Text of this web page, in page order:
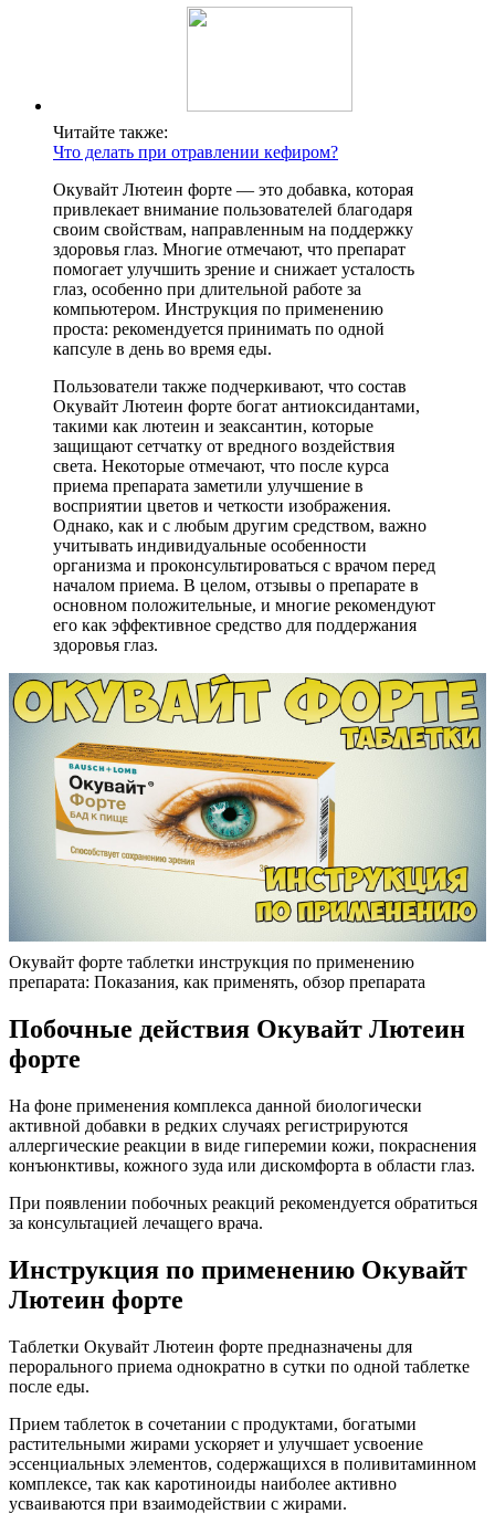
Читайте также:
Что делать при отравлении кефиром?
Окувайт Лютеин форте — это добавка, которая
привлекает внимание пользователей благодаря
своим свойствам, направленным на поддержку
здоровья глаз. Многие отмечают, что препарат
помогает улучшить зрение и снижает усталость
глаз, особенно при длительной работе за
компьютером. Инструкция по применению
проста: рекомендуется принимать по одной
капсуле в день во время еды.
Пользователи также подчеркивают, что состав
Окувайт Лютеин форте богат антиоксидантами,
такими как лютеин и зеаксантин, которые
защищают сетчатку от вредного воздействия
света. Некоторые отмечают, что после курса
приема препарата заметили улучшение в
восприятии цветов и четкости изображения.
Однако, как и с любым другим средством, важно
учитывать индивидуальные особенности
организма и проконсультироваться с врачом перед
началом приема. В целом, отзывы о препарате в
основном положительные, и многие рекомендуют
его как эффективное средство для поддержания
здоровья глаз.
Окувайт форте таблетки инструкция по применению
препарата: Показания, как применять, обзор препарата
Побочные действия Окувайт Лютеин
форте
На фоне применения комплекса данной биологически
активной добавки в редких случаях регистрируются
аллергические реакции в виде гиперемии кожи, покраснения
конъюнктивы, кожного зуда или дискомфорта в области глаз.
При появлении побочных реакций рекомендуется обратиться
за консультацией лечащего врача.
Инструкция по применению Окувайт
Лютеин форте
Таблетки Окувайт Лютеин форте предназначены для
перорального приема однократно в сутки по одной таблетке
после еды.
Прием таблеток в сочетании с продуктами, богатыми
растительными жирами ускоряет и улучшает усвоение
эссенциальных элементов, содержащихся в поливитаминном
комплексе, так как каротиноиды наиболее активно
усваиваются при взаимодействии с жирами.